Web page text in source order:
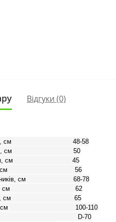
Відгуки (0)
см                               48-58
см                               50
см                              45
см                                  56
см                        68-78
см                                 62
см                                65
см                                  100-110